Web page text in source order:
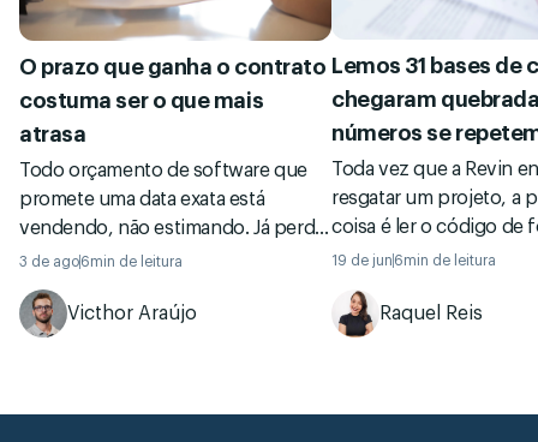
O prazo que ganha o contrato
costuma ser o que mais
atrasa
Todo orçamento de software que
promete uma data exata está
vendendo, não estimando. Já perdi
contrato por dar o número honesto
e vi o barato chegar mais tarde e
pela metade. Por que o menor
prazo quase sempre é o que mais
3 de ago6min de leitura
Victhor Araújo
Lemos 31 bases de
chegaram
números se
Toda vez que a Revin
resgatar um projeto, a
coisa é ler o código de
dentro. Juntei o que
meses: cobertura de
segredo exposto,
19 de jun 6min de leitura
Raquel Reis